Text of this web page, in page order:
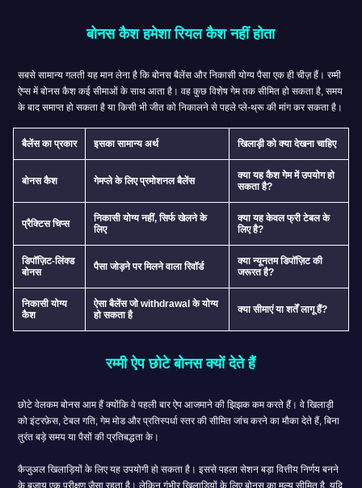
बोनस कैश हमेशा रियल कैश नहीं होता
सबसे सामान्य गलती यह मान लेना है कि बोनस बैलेंस और निकासी योग्य पैसा एक ही चीज़ हैं। रम्मी
ऐप्स में बोनस कैश कई सीमाओं के साथ आता है। वह कुछ विशेष गेम तक सीमित हो सकता है, समय
के बाद समाप्त हो सकता है या किसी भी जीत को निकालने से पहले प्ले-थ्रू की मांग कर सकता है।
बैलेंस का प्रकार इसका सामान्य अर्थ खिलाड़ी को क्या देखना चाहिए
बोनस कैश गेमप्ले के लिए प्रमोशनल बैलेंस
क्या यह कैश गेम में उपयोग हो
सकता है?
प्रैक्टिस चिप्स
निकासी योग्य नहीं, सिर्फ खेलने के
लिए
क्या यह केवल फ्री टेबल के
लिए है?
डिपॉज़िट-लिंक्ड
बोनस
पैसा जोड़ने पर मिलने वाला रिवॉर्ड
क्या न्यूनतम डिपॉज़िट की
जरूरत है?
निकासी योग्य
कैश
ऐसा बैलेंस जो withdrawal के योग्य
हो सकता है
क्या सीमाएं या शर्तें लागू हैं?
रम्मी ऐप छोटे बोनस क्यों देते हैं
छोटे वेलकम बोनस आम हैं क्योंकि वे पहली बार ऐप आजमाने की झिझक कम करते हैं। वे खिलाड़ी
को इंटरफ़ेस, टेबल गति, गेम मोड और प्रतिस्पर्धा स्तर की सीमित जांच करने का मौका देते हैं, बिना
तुरंत बड़े समय या पैसों की प्रतिबद्धता के।
कैजुअल खिलाड़ियों के लिए यह उपयोगी हो सकता है। इससे पहला सेशन बड़ा वित्तीय निर्णय बनने
के बजाय एक परीक्षण जैसा रहता है। लेकिन गंभीर खिलाड़ियों के लिए बोनस का मूल्य सीमित है, यदि